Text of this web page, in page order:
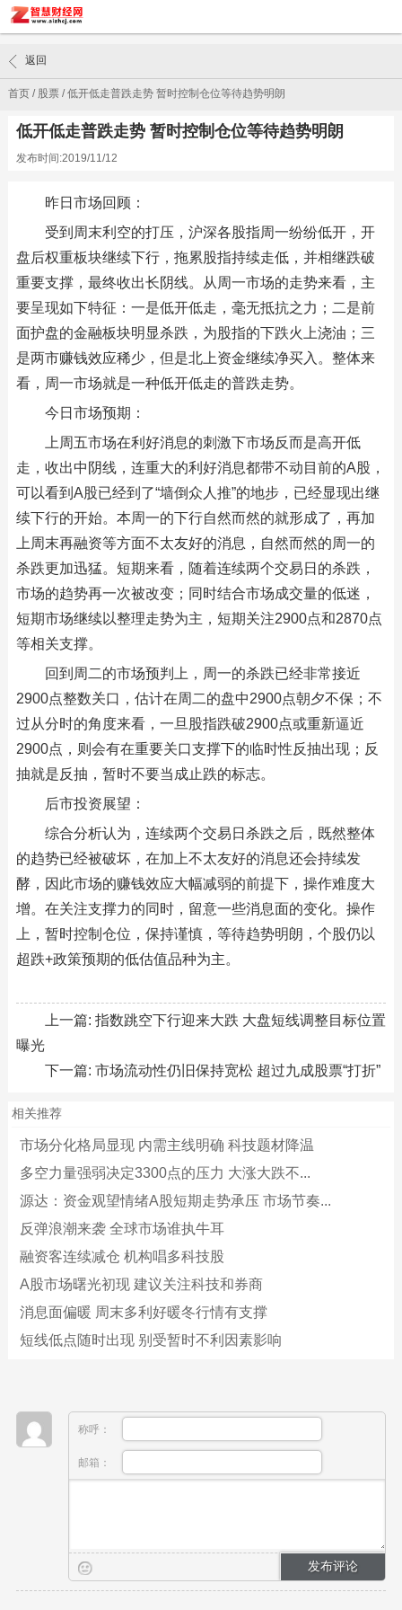
首页/ 股票/低开低走普跌走势 暂时控制仓位等待趋势明朗
返回
低开低走普跌走势 暂时控制仓位等待趋势明朗
发布时间:2019/11/12
昨日市场回顾：
受到周末利空的打压，沪深各股指周一纷纷低开，开
盘后权重板块继续下行，拖累股指持续走低，并相继跌破
重要支撑，最终收出长阴线。从周一市场的走势来看，主
要呈现如下特征：一是低开低走，毫无抵抗之力；二是前
面护盘的金融板块明显杀跌，为股指的下跌火上浇油；三
是两市赚钱效应稀少，但是北上资金继续净买入。整体来
看，周一市场就是一种低开低走的普跌走势。
今日市场预期：
上周五市场在利好消息的刺激下市场反而是高开低
走，收出中阴线，连重大的利好消息都带不动目前的A股，
可以看到A股已经到了“墙倒众人推”的地步，已经显现出继
续下行的开始。本周一的下行自然而然的就形成了，再加
上周末再融资等方面不太友好的消息，自然而然的周一的
杀跌更加迅猛。短期来看，随着连续两个交易日的杀跌，
市场的趋势再一次被改变；同时结合市场成交量的低迷，
短期市场继续以整理走势为主，短期关注2900点和2870点
等相关支撑。
回到周二的市场预判上，周一的杀跌已经非常接近
2900点整数关口，估计在周二的盘中2900点朝夕不保；不
过从分时的角度来看，一旦股指跌破2900点或重新逼近
2900点，则会有在重要关口支撑下的临时性反抽出现；反
抽就是反抽，暂时不要当成止跌的标志。
后市投资展望：
综合分析认为，连续两个交易日杀跌之后，既然整体
的趋势已经被破坏，在加上不太友好的消息还会持续发
酵，因此市场的赚钱效应大幅减弱的前提下，操作难度大
增。在关注支撑力的同时，留意一些消息面的变化。操作
上，暂时控制仓位，保持谨慎，等待趋势明朗，个股仍以
超跌+政策预期的低估值品种为主。
上一篇: 指数跳空下行迎来大跌 大盘短线调整目标位置
曝光
下一篇: 市场流动性仍旧保持宽松 超过九成股票“打折”
相关推荐
市场分化格局显现 内需主线明确 科技题材降温
多空力量强弱决定3300点的压力 大涨大跌不...
源达：资金观望情绪A股短期走势承压 市场节奏...
反弹浪潮来袭 全球市场谁执牛耳
融资客连续减仓 机构唱多科技股
A股市场曙光初现 建议关注科技和券商
消息面偏暖 周末多利好暖冬行情有支撑
短线低点随时出现 别受暂时不利因素影响
称呼：
邮箱：